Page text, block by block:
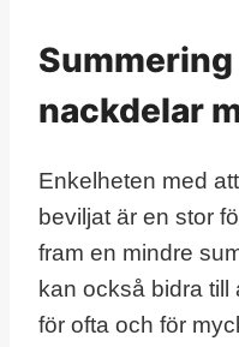
nackdelar
Enkelheten med
beviljat är en stor
fram en mindre
kan också bidra till
för ofta och för